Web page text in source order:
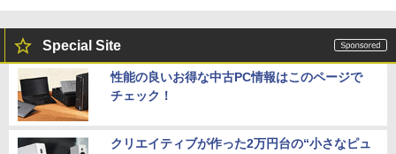
Special Site
性能の良いお得な中古PC情報はこのページで
チェック！
クリエイティブが作った2万円台の“小さなピュ